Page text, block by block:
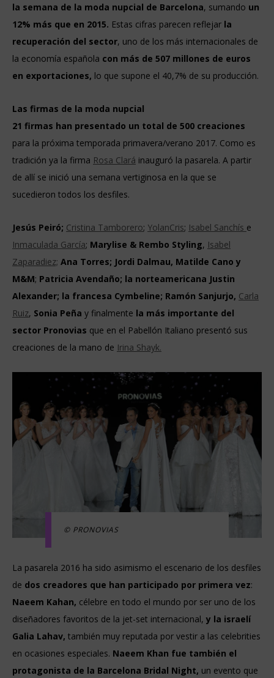
la semana de la moda nupcial de Barcelona, sumando un
12% más que en 2015. Estas cifras parecen reflejar la
recuperación del sector, uno de los más internacionales de
la economía española con más de 507 millones de euros
en exportaciones, lo que supone el 40,7% de su producción.
Las firmas de la moda nupcial
21 firmas han presentado un total de 500 creaciones
para la próxima temporada primavera/verano 2017. Como es
tradición ya la firma Rosa Clará inauguró la pasarela. A partir
de allí se inició una semana vertiginosa en la que se
sucedieron todos los desfiles.
Jesús Peiró; Cristina Tamborero; YolanCris; Isabel Sanchís e
Inmaculada García; Marylise & Rembo Styling, Isabel
Zaparadiez; Ana Torres; Jordi Dalmau, Matilde Cano y
M&M; Patricia Avendaño; la norteamericana Justin
Alexander; la francesa Cymbeline; Ramón Sanjurjo, Carla
Ruiz, Sonia Peña y finalmente la más importante del
sector Pronovias que en el Pabellón Italiano presentó sus
creaciones de la mano de Irina Shayk.
© PRONOVIAS
La pasarela 2016 ha sido asimismo el escenario de los desfiles
de dos creadores que han participado por primera vez:
Naeem Kahan, célebre en todo el mundo por ser uno de los
diseñadores favoritos de la jet-set internacional, y la israelí
Galia Lahav, también muy reputada por vestir a las celebrities
en ocasiones especiales. Naeem Khan fue también el
protagonista de la Barcelona Bridal Night, un evento que